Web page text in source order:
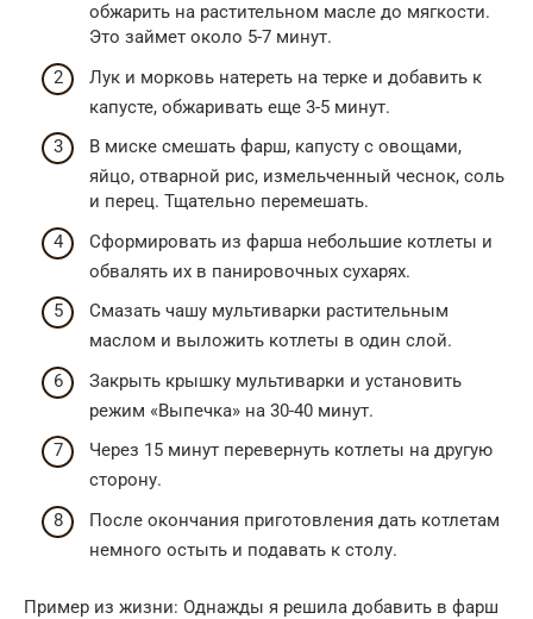
обжарить на растительном масле до мягкости.
Это займет около 5-7 минут.
Лук и морковь натереть на терке и добавить к
капусте, обжаривать еще 3-5 минут.
В миске смешать фарш, капусту с овощами,
яйцо, отварной рис, измельченный чеснок, соль
и перец. Тщательно перемешать.
Сформировать из фарша небольшие котлеты и
обвалять их в панировочных сухарях.
Смазать чашу мультиварки растительным
маслом и выложить котлеты в один слой.
Закрыть крышку мультиварки и установить
режим «Выпечка» на 30-40 минут.
Через 15 минут перевернуть котлеты на другую
сторону.
После окончания приготовления дать котлетам
немного остыть и подавать к столу.
Пример из жизни: Однажды я решила добавить в фарш